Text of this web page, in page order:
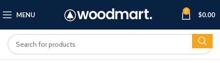
MENU 0 $0.00